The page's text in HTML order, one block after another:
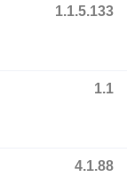
1.1.5.133
1.1
4.1.88